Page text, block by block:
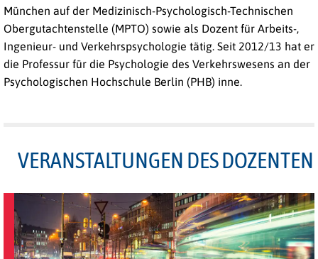
München auf der Medizinisch-Psychologisch-Technischen
Obergutachtenstelle (MPTO) sowie als Dozent für Arbeits-,
Ingenieur- und Verkehrspsychologie tätig. Seit 2012/13 hat er
die Professur für die Psychologie des Verkehrswesens an der
Psychologischen Hochschule Berlin (PHB) inne.
VERANSTALTUNGEN DES DOZENTEN